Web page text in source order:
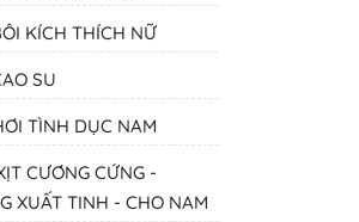
KÍCH THÍCH NỮ
SU
TÌNH DỤC NAM
CƯƠNG CỨNG -
XUẤT TINH - CHO NAM